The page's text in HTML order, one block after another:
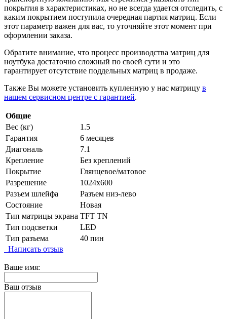
покрытия в характеристиках, но не всегда удается отследить, с
каким покрытием поступила очередная партия матриц. Если
этот параметр важен для вас, то уточняйте этот момент при
оформлении заказа.
Обратите внимание, что процесс производства матриц для
ноутбука достаточно сложный по своей сути и это
гарантирует отсутствие поддельных матриц в продаже.
Также Вы можете установить купленную у нас матрицу в
нашем сервисном центре с гарантией.
Общие
Вес (кг)
1.5
Гарантия
6 месяцев
Диагональ
7.1
Крепление
Без креплений
Покрытие
Глянцевое/матовое
Разрешение
1024x600
Разъем шлейфа
Разъем низ-лево
Состояние
Новая
Тип матрицы экрана TFT TN
Тип подсветки
LED
Тип разъема
40 пин
Написать отзыв
Ваше имя:
Ваш отзыв